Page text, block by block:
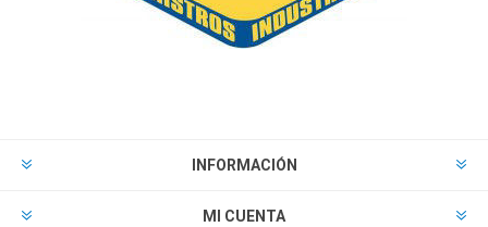
INFORMACIÓN
MI CUENTA